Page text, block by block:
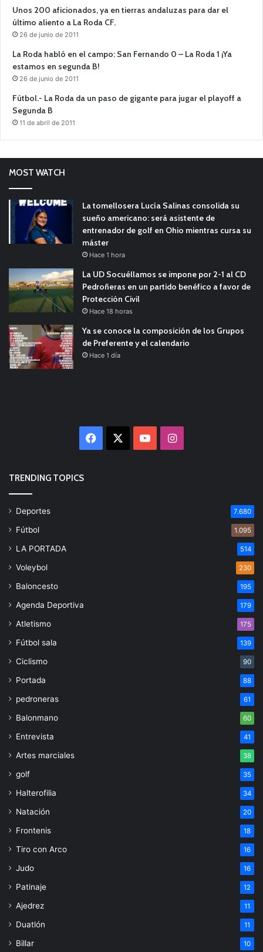
Unos 200 aficionados, ya en tierras andaluzas para dar el
último aliento a La Roda CF.
26 de junio de 2011
La Roda habló en el campo: San Fernando 0 – La Roda 1 ¡Ya
estamos en segunda B!
26 de junio de 2011
Fútbol.- La Roda da un paso de gigante para jugar el playoff a
Segunda B
11 de abril de 2011
MOST WATCH
La tomellosera Lucía Salinas consolida su
sueño americano: será asistente de
entrenador de golf en Ohio mientras cursa su
máster
Hace 1 hora
La UD Socuéllamos se impone por 2-1 al CD
Pedroñeras en un partido benéfico a favor de
Protección Civil
Hace 18 horas
Ya se conoce la composición de los Grupos
de Preferente y el calendario
Hace 1 día
Facebook YouTubeInstagram
TRENDING TOPICS
Deportes 7.680
Fútbol 1.095
LA PORTADA 514
Voleybol 230
Baloncesto 195
Agenda Deportiva 179
Atletismo 175
Fútbol sala 139
Ciclismo 90
Portada 88
pedroneras 61
Balonmano 60
Entrevista 41
Artes marciales 38
golf 35
Halterofilia 34
Natación 20
Frontenis 18
Tiro con Arco 16
Judo 16
Patinaje 12
Ajedrez 11
Duatlón 11
Billar 10